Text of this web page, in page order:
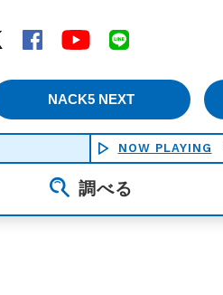
Twitter
Facebook YouTube
NACK5 NEXT
NOW PLAYING
調べる